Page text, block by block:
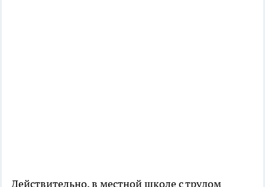
Действительно, в местной школе с трудом